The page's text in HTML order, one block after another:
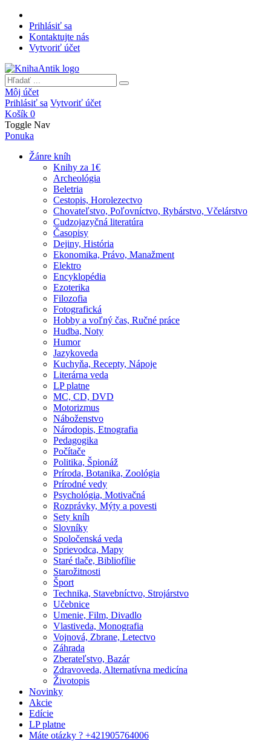
Prihlásiť sa
Kontaktujte nás
Vytvoriť účet
Môj účet
Prihlásiť sa Vytvoriť účet
Košík 0
Toggle Nav
Ponuka
Žánre kníh
Knihy za 1€
Archeológia
Beletria
Cestopis, Horolezectvo
Chovateľstvo, Poľovníctvo, Rybárstvo, Včelárstvo
Cudzojazyčná literatúra
Časopisy
Dejiny, História
Ekonomika, Právo, Manažment
Elektro
Encyklopédia
Ezoterika
Filozofia
Fotografická
Hobby a voľný čas, Ručné práce
Hudba, Noty
Humor
Jazykoveda
Kuchyňa, Recepty, Nápoje
Literárna veda
LP platne
MC, CD, DVD
Motorizmus
Náboženstvo
Národopis, Etnografia
Pedagogika
Počítače
Politika, Špionáž
Príroda, Botanika, Zoológia
Prírodné vedy
Psychológia, Motivačná
Rozprávky, Mýty a povesti
Sety kníh
Slovníky
Spoločenská veda
Sprievodca, Mapy
Staré tlače, Bibliofílie
Starožitnosti
Šport
Technika, Stavebníctvo, Strojárstvo
Učebnice
Umenie, Film, Divadlo
Vlastiveda, Monografia
Vojnová, Zbrane, Letectvo
Záhrada
Zberateľstvo, Bazár
Zdravoveda, Alternatívna medicína
Životopis
Novinky
Akcie
Edície
LP platne
Máte otázky ? +421905764006